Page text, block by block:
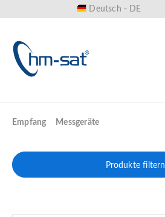
Deutsch - DE
Empfang Messgeräte
Produkte filtern